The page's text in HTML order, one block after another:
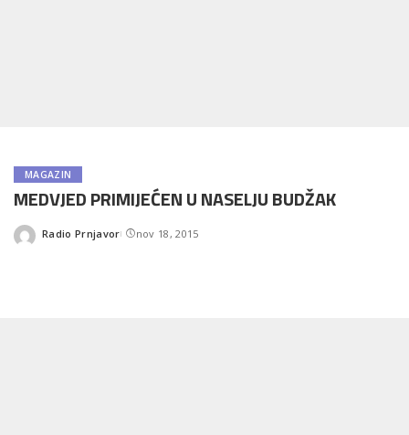
MAGAZIN
MEDVJED PRIMIJEĆEN U NASELJU BUDŽAK
Posted
Radio Prnjavor nov 18, 2015